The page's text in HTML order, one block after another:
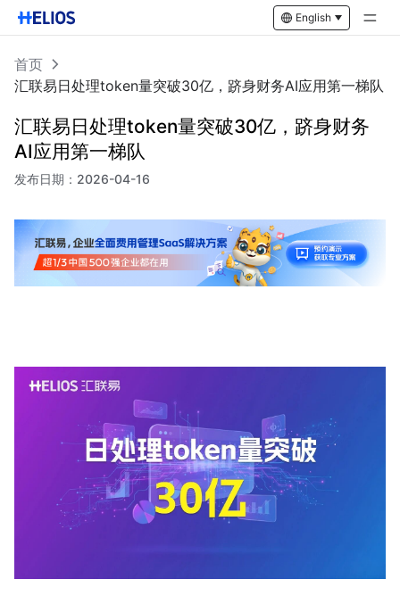
English
首页
汇联易日处理token量突破30亿，跻身财务AI应用第一梯队
汇联易日处理token量突破30亿，跻身财务
AI应用第一梯队
发布日期： 2026-04-16